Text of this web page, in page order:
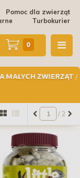
Pomoc dla zwierząt
Turbokurier
MAŁYCH ZWIERZĄT /
0
/ 2